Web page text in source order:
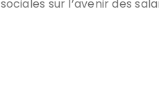
sur l’avenir des